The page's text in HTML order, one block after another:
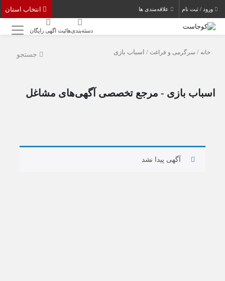
ورود / ثبت نام علاقه‌مندی ها
دسته‌بندی‌هاثبت اگهی رایگان
جستجو خانه / سرگرمی و فراغت / اسباب‌ بازی
اسباب‌ بازی - مرجع تخصصی آگهی‌های مشاغل
آگهی پیدا نشد